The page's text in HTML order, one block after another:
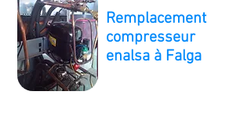
Remplacement
compresseur
enalsa à Falga